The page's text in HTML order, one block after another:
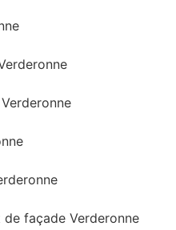
façade Verderonne